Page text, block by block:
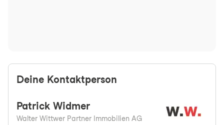
Deine Kontaktperson
Patrick Widmer
Walter Wittwer Partner Immobilien AG